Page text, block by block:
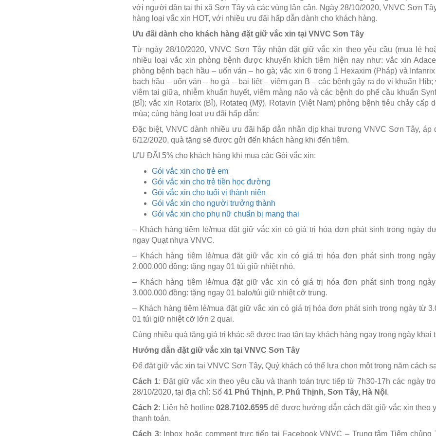
với người dân tại thị xã Sơn Tây và các vùng lân cận. Ngày 28/10/2020, VNVC Sơn
hàng loại vắc xin HOT, với nhiều ưu đãi hấp dẫn dành cho khách hàng.
Ưu đãi dành cho khách hàng đặt giữ vắc xin tại VNVC Sơn Tây
Từ ngày 28/10/2020, VNVC Sơn Tây nhận đặt giữ vắc xin theo yêu cầu (mua lẻ
nhiều loại vắc xin phòng bệnh được khuyến khích tiêm hiện nay như: vắc xin
phòng bệnh bạch hầu – uốn ván – ho gà; vắc xin 6 trong 1 Hexaxim (Pháp) và
bạch hầu – uốn ván – ho gà – bại liệt – viêm gan B – các bệnh gây ra do vi khuẩn
viêm tai giữa, nhiễm khuẩn huyết, viêm màng não và các bệnh do phế cầu khuẩn
(Bỉ); vắc xin Rotarix (Bỉ), Rotateq (Mỹ), Rotavin (Việt Nam) phòng bệnh tiêu chảy cấp
mùa; cùng hàng loạt ưu đãi hấp dẫn:
Đặc biệt, VNVC dành nhiều ưu đãi hấp dẫn nhân dịp khai trương VNVC Sơn Tây, áp
6/12/2020, quà tặng sẽ được gửi đến khách hàng khi đến tiêm.
ƯU ĐÃI 5% cho khách hàng khi mua các Gói vắc xin:
Gói vắc xin cho trẻ em
Gói vắc xin cho trẻ tiền học đường
Gói vắc xin cho tuổi vị thành niên
Gói vắc xin cho người trưởng thành
Gói vắc xin cho phụ nữ chuẩn bị mang thai
– Khách hàng tiêm lẻ/mua đặt giữ vắc xin có giá trị hóa đơn phát sinh trong ngày
ngay Quạt nhựa VNVC.
– Khách hàng tiêm lẻ/mua đặt giữ vắc xin có giá trị hóa đơn phát sinh trong
2.000.000 đồng: tặng ngay 01 túi giữ nhiệt nhỏ.
– Khách hàng tiêm lẻ/mua đặt giữ vắc xin có giá trị hóa đơn phát sinh trong
3.000.000 đồng: tặng ngay 01 balo/túi giữ nhiệt cỡ trung.
– Khách hàng tiêm lẻ/mua đặt giữ vắc xin có giá trị hóa đơn phát sinh trong ngày từ
01 túi giữ nhiệt cỡ lớn 2 quai.
Cùng nhiều quà tặng giá trị khác sẽ được trao tận tay khách hàng ngay trong ngày khai
Hướng dẫn đặt giữ vắc xin tại VNVC Sơn Tây
Để đặt giữ vắc xin tại VNVC Sơn Tây, Quý khách có thể lựa chọn một trong năm cách
Cách 1: Đặt giữ vắc xin theo yêu cầu và thanh toán trực tiếp từ 7h30-17h các ngày
28/10/2020, tại địa chỉ: Số 41 Phú Thịnh, P. Phú Thịnh, Sơn Tây, Hà Nội.
Cách 2: Liên hệ hotline028.7102.6595 để được hướng dẫn cách đặt giữ vắc xin theo
thanh toán.
Cách 3: Inbox hoặc comment trực tiếp tại Facebook VNVC – Trung tâm Tiêm